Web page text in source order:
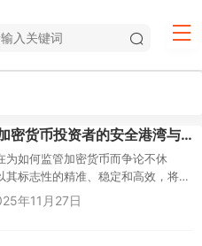
瑞士：全球加密货币投资者的安全港湾与购买指南
为如何监管加密货币而争论不休
其标志性的精准、稳定和高效，将
球顶级的加密货币和区块链中心。
年11月27日